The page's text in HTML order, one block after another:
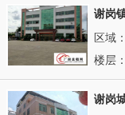
谢岗
区域
楼层
谢岗